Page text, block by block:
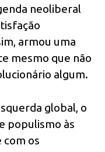
neoliberal
armou uma
mesmo que não
algum.
global, o
populismo às
com os